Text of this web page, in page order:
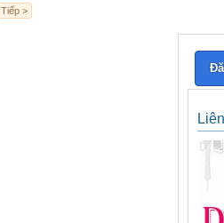
Tiếp >